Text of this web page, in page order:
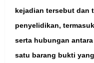
kejadian tersebut dan
penyelidikan,
serta hubungan
satu barang bukti